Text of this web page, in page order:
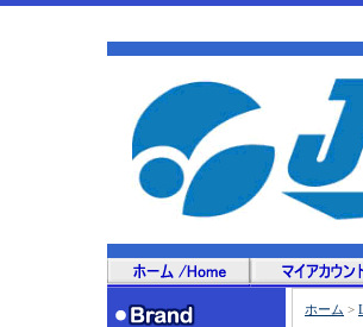
ホーム >